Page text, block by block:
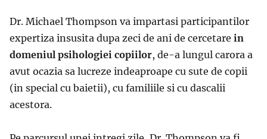
Dr. Michael Thompson va impartasi participantilor
expertiza insusita dupa zeci de ani de cercetare in
domeniul psihologiei copiilor, de-a lungul carora a
avut ocazia sa lucreze indeaproape cu sute de copii
(in special cu baietii), cu familiile si cu dascalii
acestora.